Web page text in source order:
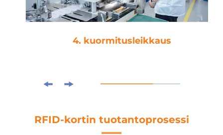
4. kuormitusleikkaus
RFID-kortin tuotantoprosessi